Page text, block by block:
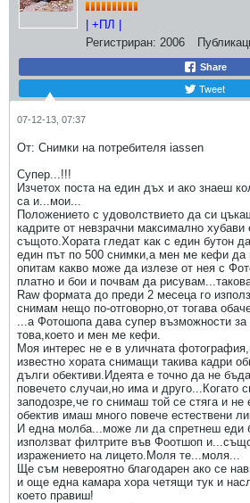
| +ПЛ |
Регистриран: 2006
Share
Tweet
07-12-13, 07:37
От: Снимки на потребителя iassen
Супер...!!!
Изчетох поста на един дъх и ако знаеш
са и...мои...
Положението с удоволствието да си
кадрите от невзрачни максимално
същото.Хората гледат как с един бутон
един път по 500 снимки,а мен ме кефи да
опитам какво може да излезе от нея с
платно и бои и почвам да
Raw формата до преди 2 месеца го
снимам нещо по-отговорно,от тогава
...а Фотошопа дава супер възможности за
това,което и мен ме кефи.
Моя интерес не е в уличната
известно хората снимащи такива кадри
дълги обективи.Идеята е точно да не
повечето случаи,но има и друго...Когато
заподозре,че го снимаш той се стяга и не
обектив имаш много повече естествени
И една молба...може ли да спретнеш еди
използват филтрите във Фоотшоп
изражението на лицето.Моля те...моля...
Ще съм невероятно благодарен ако се
и още една камара хора четящи тук и
което правиш!